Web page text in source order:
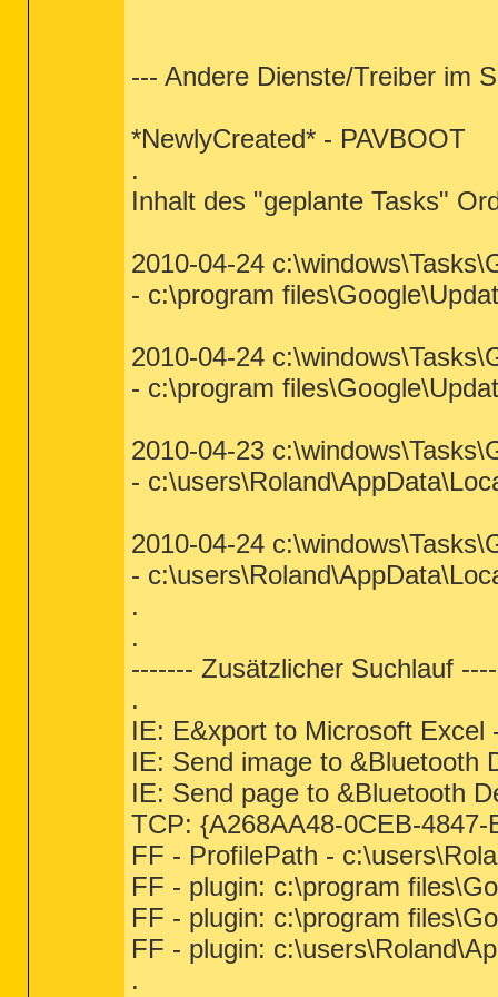
--- Andere Dienste/Treiber im
*NewlyCreated* - PAVBOOT
.
Inhalt des "geplante Tasks"
2010-04-24
- c:\program
2010-04-24
- c:\program
2010-04-23
-
2010-04-24
-
.
.
------- Zusätzlicher Suchlauf
.
IE: E&xport to Microsoft
IE: Send image to &Bluetooth
IE: Send page to &Bluetooth
TCP: {A268AA48-0CEB-
FF - ProfilePath -
FF - plugin: c:\program
FF - plugin: c:\program
FF - plugin:
.